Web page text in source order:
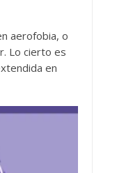
aerofobia, o
Lo cierto es
en